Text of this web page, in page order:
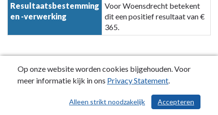
Resultaatsbestemming
en -verwerking
Voor Woensdrecht betekent
dit een positief resultaat van €
365.
Omvang per 1-1-2024
31-12-2024
Vreemd Vermogen
€ 2.140.107 € 2.089.240
/ 568
Op onze website worden cookies bijgehouden. Voor
meer informatie kijk in ons Privacy Statement.
Accepteren
Alleen strikt noodzakelijk